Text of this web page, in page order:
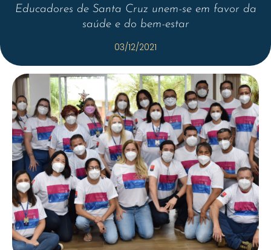
Educadores de Santa Cruz unem-se em favor da
saúde e do bem-estar
03/12/2021